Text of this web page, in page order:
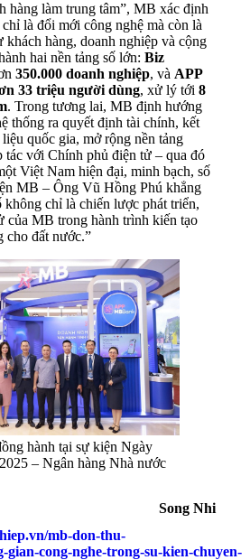
hàng làm trung tâm”, MB xác định
là đổi mới công nghệ mà còn là
khách hàng, doanh nghiệp và cộng
hai nền tảng số lớn: Biz
350.000 doanh nghiệp, và APP
33 triệu người dùng, xử lý tới 8
. Trong tương lai, MB định hướng
thống ra quyết định tài chính, kết
quốc gia, mở rộng nền tảng
tác với Chính phủ điện tử – qua đó
Việt Nam hiện đại, minh bạch, số
MB – Ông Vũ Hồng Phú khẳng
không chỉ là chiến lược phát triển,
của MB trong hành trình kiến tạo
cho đất nước.”
hành tại sự kiện Ngày
– Ngân hàng Nhà nước
Song Nhi
mb-don-thu-
cong-nghe-trong-su-kien-chuyen-